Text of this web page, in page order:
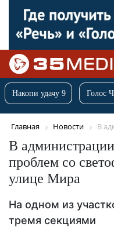
Накопи удачу 9 Голос
Главная Новости В
В
проблем со
улице Мира
На одном из
тремя секциями